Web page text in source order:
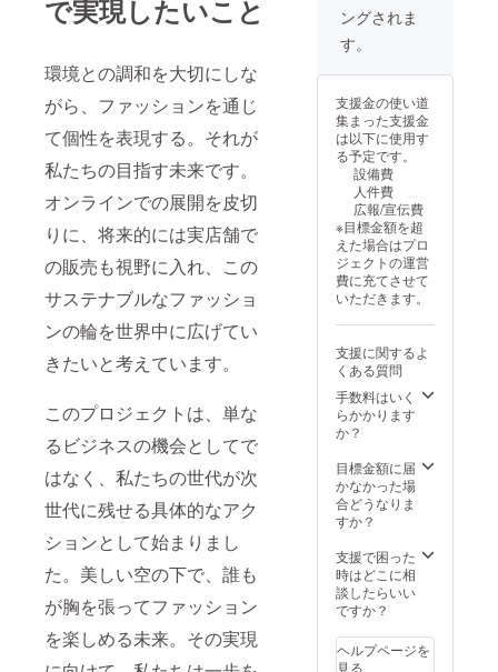
で実現したいこと
環境との調和を大切にしな
がら、ファッションを通じ
て個性を表現する。それが
私たちの目指す未来です。
オンラインでの展開を皮切
りに、将来的には実店舗で
の販売も視野に入れ、この
サステナブルなファッショ
ンの輪を世界中に広げてい
きたいと考えています。
このプロジェクトは、単な
るビジネスの機会としてで
はなく、私たちの世代が次
世代に残せる具体的なアク
ションとして始まりまし
た。美しい空の下で、誰も
が胸を張ってファッション
を楽しめる未来。その実現
小 ・支
考欄に
れるお
名前を
ご記入
くださ
い。
ングされま
す。
支援金の使い道
集まった支援金
は以下に使用す
る予定です。
設備費
人件費
広報/宣伝費
※目標金額を超
えた場合はプロ
ジェクトの運営
費に充てさせて
いただきます。
支援に関するよ
くある質問
手数料はいく
らかかります
か？
目標金額に届
かなかった場
合どうなりま
すか？
支援で困った
時はどこに相
談したらいい
ですか？
ヘルプページを
見る